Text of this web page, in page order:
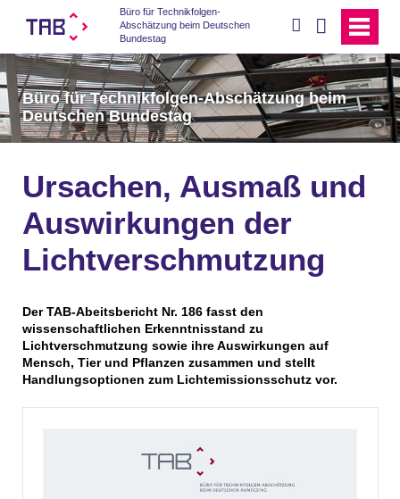
Büro für Technikfolgen-
Abschätzung beim Deutschen
Bundestag
Büro für Technikfolgen-Abschätzung beim
Deutschen Bundestag
Ursachen, Ausmaß und
Auswirkungen der
Lichtverschmutzung
Der TAB-Abeitsbericht Nr. 186 fasst den
wissenschaftlichen Erkenntnisstand zu
Lichtverschmutzung sowie ihre Auswirkungen auf
Mensch, Tier und Pflanzen zusammen und stellt
Handlungsoptionen zum Lichtemissionsschutz vor.